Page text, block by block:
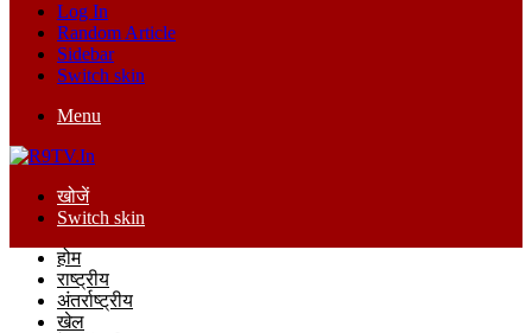
Log In
Random Article
Sidebar
Switch skin
Menu
खोजें
Switch skin
होम
राष्ट्रीय
अंतर्राष्ट्रीय
खेल